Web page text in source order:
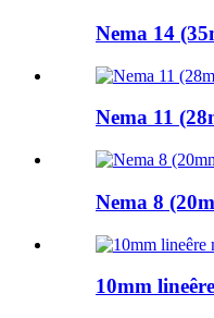
Nema 14
Nema 11
Nema 8
10mm